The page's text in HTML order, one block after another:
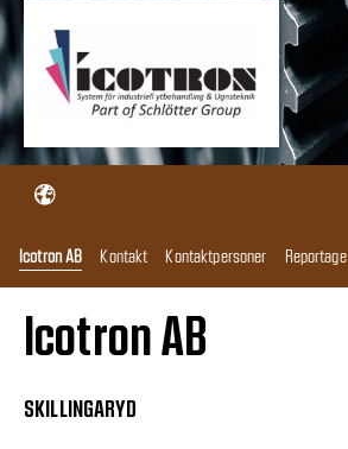
Icotron AB Kontakt Kontaktpersoner Reportage
Icotron AB
SKILLINGARYD